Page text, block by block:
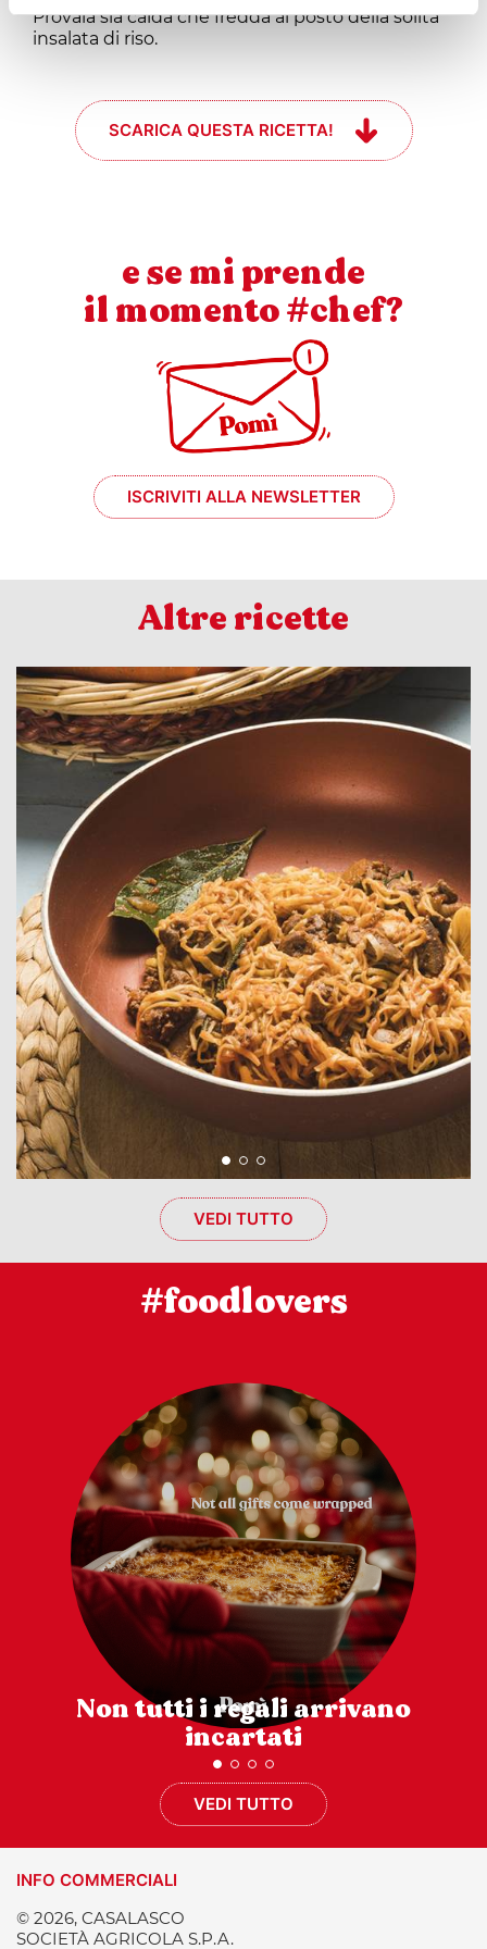
Provala sia calda che fredda al posto della solita
insalata di riso.
SCARICA QUESTA RICETTA!
e se mi prende
il momento #chef?
ISCRIVITI ALLA NEWSLETTER
Altre ricette
VEDI TUTTO
#foodlovers
Non tutti i regali arrivano
incartati
VEDI TUTTO
INFO COMMERCIALI
© 2026, CASALASCO
SOCIETÀ AGRICOLA S.P.A.